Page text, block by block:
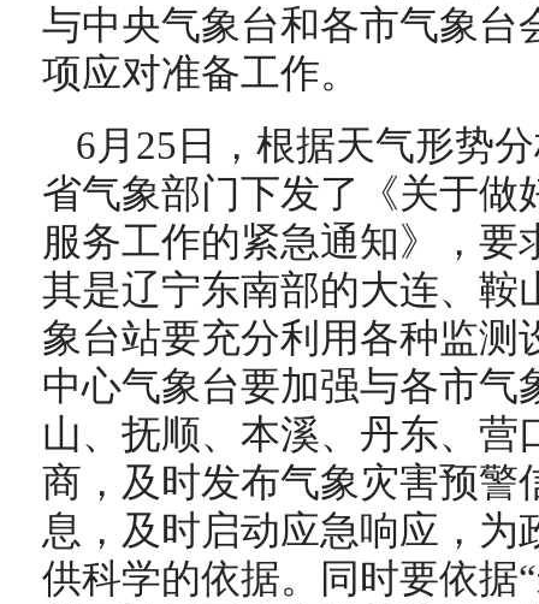
与中央气象台和各市气象台
项应对准备工作。
6月25日，根据天气形势
省气象部门下发了《关于做
服务工作的紧急通知》，要
其是辽宁东南部的大连、鞍
象台站要充分利用各种监测
中心气象台要加强与各市气
山、抚顺、本溪、丹东、营
商，及时发布气象灾害预警
息，及时启动应急响应，为
供科学的依据。同时要依据